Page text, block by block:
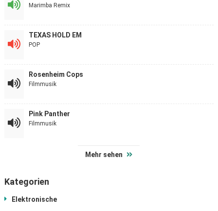
Marimba Remix
TEXAS HOLD EM
POP
Rosenheim Cops
Filmmusik
Pink Panther
Filmmusik
Mehr sehen
Kategorien
Elektronische